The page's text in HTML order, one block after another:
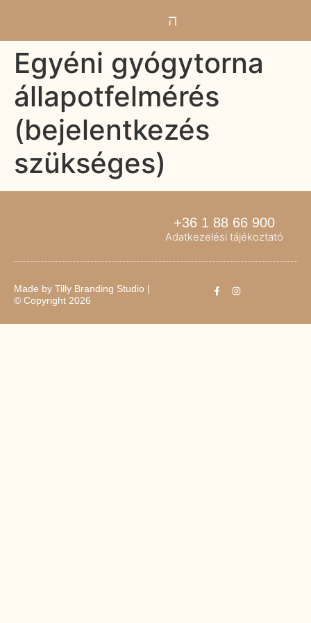
Egyéni gyógytorna
állapotfelmérés
(bejelentkezés
szükséges)
+36 1 88 66 900
Adatkezelési tájékoztató
Made by Tilly Branding Studio |
© Copyright 2026